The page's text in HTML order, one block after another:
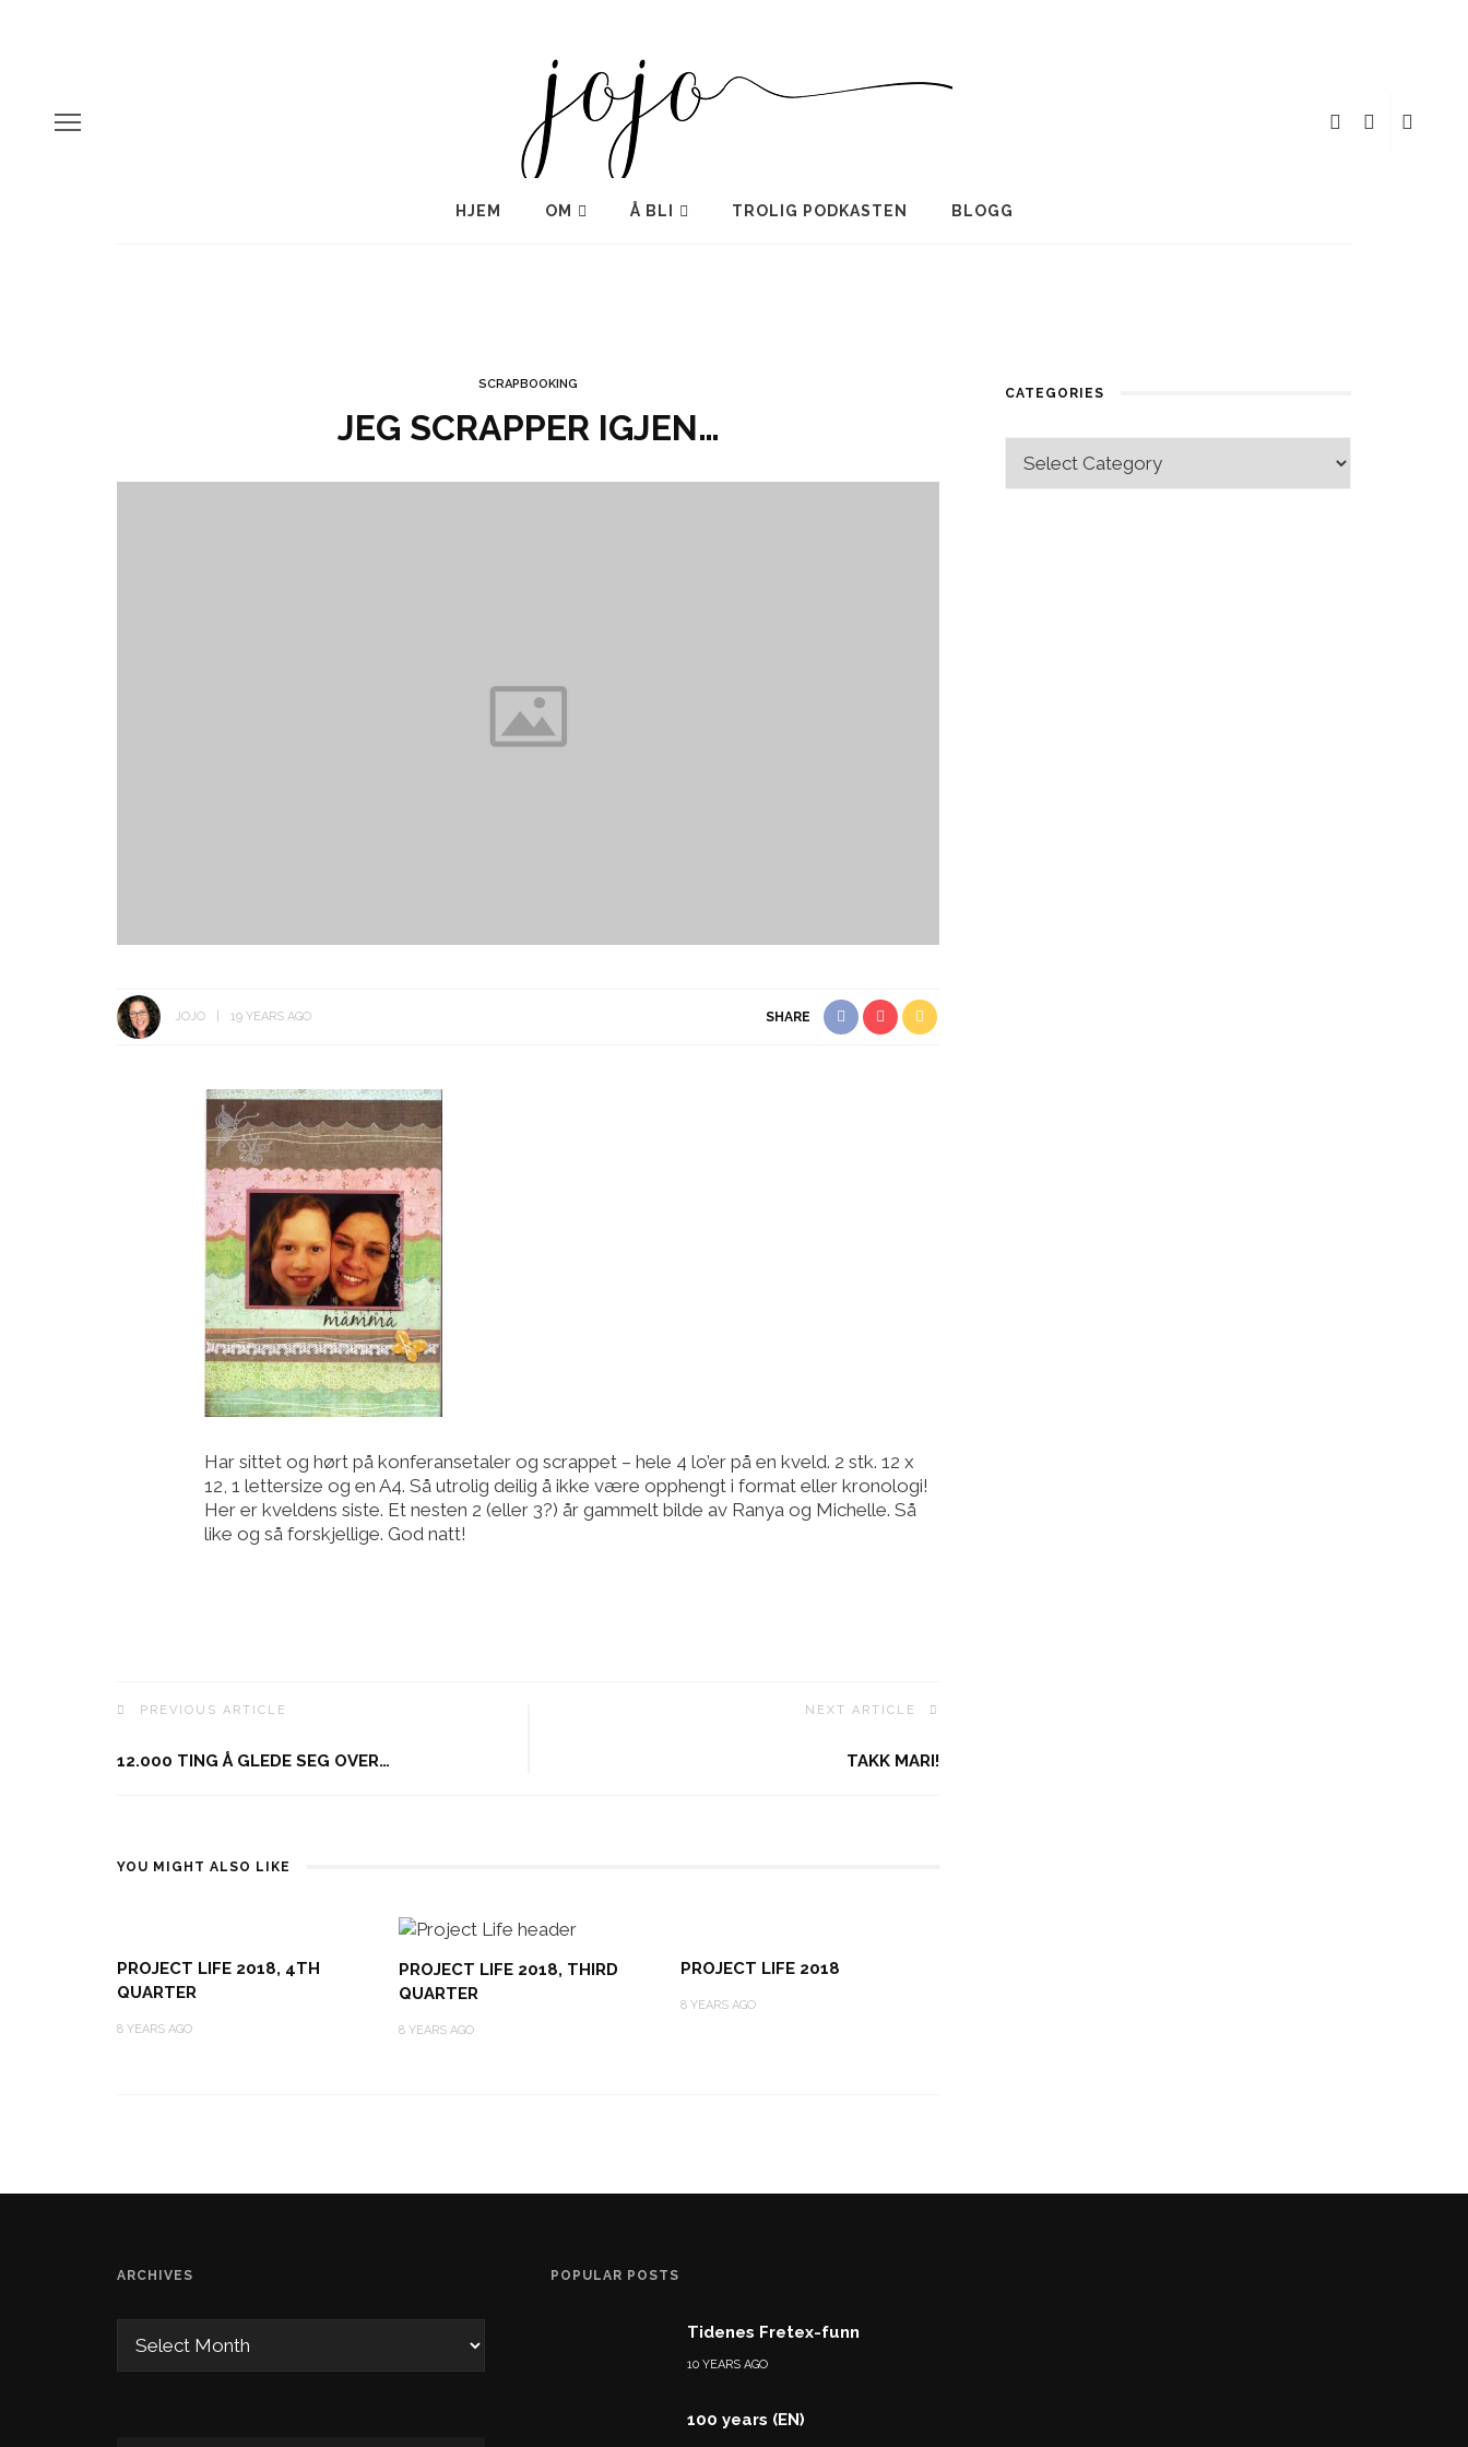
HJEM OM Å BLI TROLIG PODKASTEN BLOGG
SCRAPBOOKING
JEG SCRAPPER IGJEN…
JOJO 19 YEARS AGO SHARE
Har sittet og hørt på konferansetaler og scrappet – hele 4 lo’er på en kveld. 2 stk. 12 x
12, 1 lettersize og en A4. Så utrolig deilig å ikke være opphengt i format eller kronologi!
Her er kveldens siste. Et nesten 2 (eller 3?) år gammelt bilde av Ranya og Michelle. Så
like og så forskjellige. God natt!
PREVIOUS ARTICLE
12.000 TING Å GLEDE SEG OVER…
NEXT ARTICLE
TAKK MARI!
YOU MIGHT ALSO LIKE
PROJECT LIFE 2018, 4TH
QUARTER
8 YEARS AGO
PROJECT LIFE 2018, THIRD
QUARTER
8 YEARS AGO
PROJECT LIFE 2018
8 YEARS AGO
CATEGORIES
ARCHIVES POPULAR POSTS
Tidenes Fretex-funn
10 YEARS AGO
100 years (EN)